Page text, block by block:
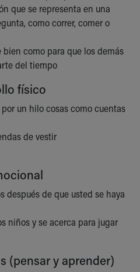
Pediatrics
que se representa en una
como correr, comer o
como para que los demás
del tiempo
físico
un hilo cosas como cuentas
de vestir
después de que usted se haya
niños y se acerca para jugar
(pensar y aprender)